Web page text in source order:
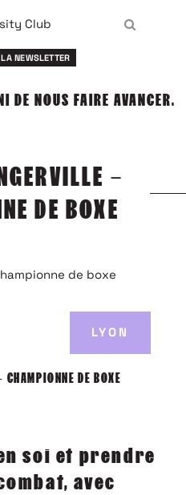
NEWSLETTER
DE NOUS FAIRE AVANCER.
–
DE BOXE
LYON
CHAMPIONNE DE BOXE
soi et prendre
avec